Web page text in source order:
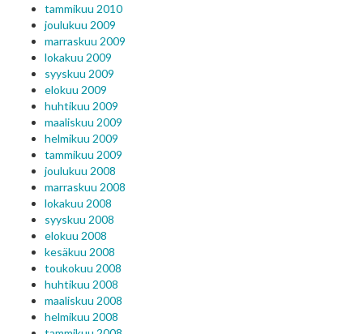
tammikuu 2010
joulukuu 2009
marraskuu 2009
lokakuu 2009
syyskuu 2009
elokuu 2009
huhtikuu 2009
maaliskuu 2009
helmikuu 2009
tammikuu 2009
joulukuu 2008
marraskuu 2008
lokakuu 2008
syyskuu 2008
elokuu 2008
kesäkuu 2008
toukokuu 2008
huhtikuu 2008
maaliskuu 2008
helmikuu 2008